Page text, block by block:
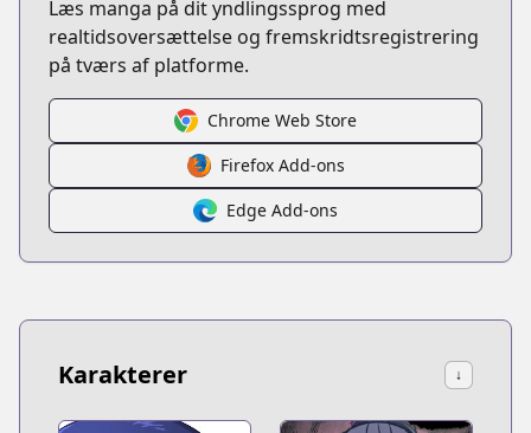
Læs manga på dit yndlingssprog med
realtidsoversættelse og fremskridtsregistrering
på tværs af platforme.
Chrome Web Store
Firefox Add-ons
Edge Add-ons
Karakterer ↓